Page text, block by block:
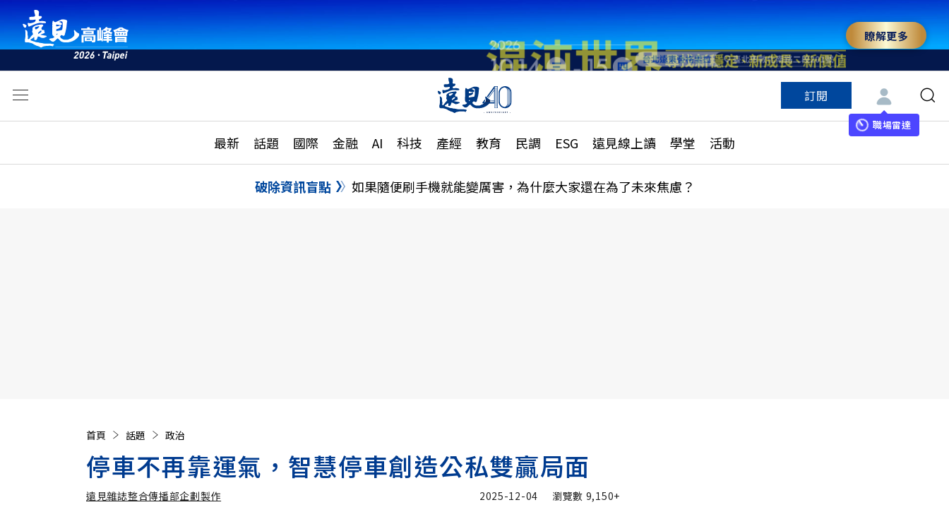
瞭解更多
訂閱
職場雷達
最新 話題 國際 金融 AI 科技 產經 教育 民調 ESG 遠見線上讀 學堂 活動
活動
話題
國際
特輯
大學升學、職涯攻略
縣市施政調查全解析
更多訂閱方案
特色頻道
破除資訊盲點 如果隨便刷手機就能變厲害，為什麼大家還在為了未來焦慮？
首頁 話題 政治
停車不再靠運氣，智慧停車創造公私雙贏局面
遠見雜誌整合傳播部企劃製作 2025-12-04 瀏覽數 9,150+